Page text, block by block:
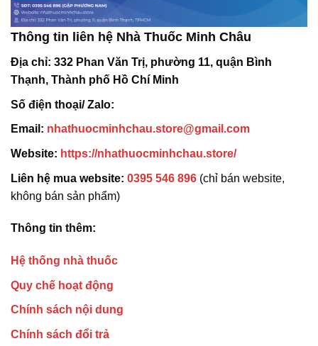
Thông tin liên hệ Nhà Thuốc Minh Châu
Địa chỉ: 332 Phan Văn Trị, phường 11, quận Bình
Thạnh, Thành phố Hồ Chí Minh
Số điện thoại/ Zalo:
Email: nhathuocminhchau.store@gmail.com
Website: https://nhathuocminhchau.store/
Liên hệ mua website: 0395 546 896 (chỉ bán website,
không bán sản phẩm)
Thông tin thêm:
Hệ thống nhà thuốc
Quy chế hoạt động
Chính sách nội dung
Chính sách đổi trả